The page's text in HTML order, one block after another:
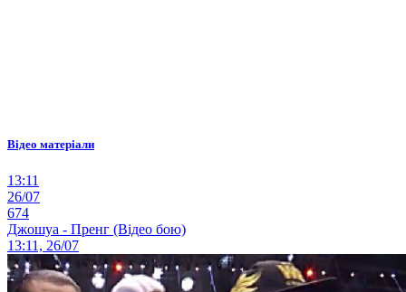
Відео матеріали
13:11
26/07
674
Джошуа - Пренг (Відео бою)
13:11, 26/07